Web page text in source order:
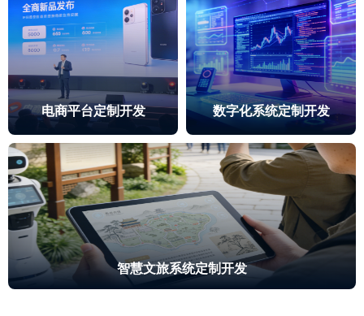
电商平台定制开发 数字化系统定制开发
智慧文旅系统定制开发